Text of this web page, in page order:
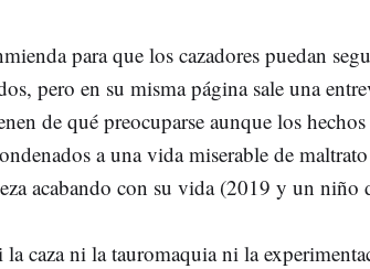
para que los cazadores puedan
pero en su misma página sale una
de qué preocuparse aunque los
a una vida miserable de
acabando con su vida (2019 y un
caza ni la tauromaquia ni la